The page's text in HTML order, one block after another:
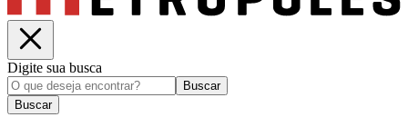
Digite sua busca
Buscar
Buscar